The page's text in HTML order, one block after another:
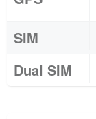
SIM
Dual SIM